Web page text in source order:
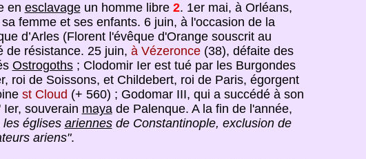
en esclavageun homme libre 2. 1er mai, à Orléans,
femme et ses enfants. 6 juin, à l'occasion de la
d’Arles (Florent l'évêque d'Orange souscrit au
de résistance. 25 juin, à Vézeronce(38), défaite des
Ostrogoths; Clodomir Ier est tué par les Burgondes
roi de Soissons, et Childebert, roi de Paris, égorgent
st Cloud (+ 560) ; Godomar III, qui a succédé à son
souverain mayade Palenque. A la fin de l'année,
églises ariennesde Constantinople, exclusion de
ariens".